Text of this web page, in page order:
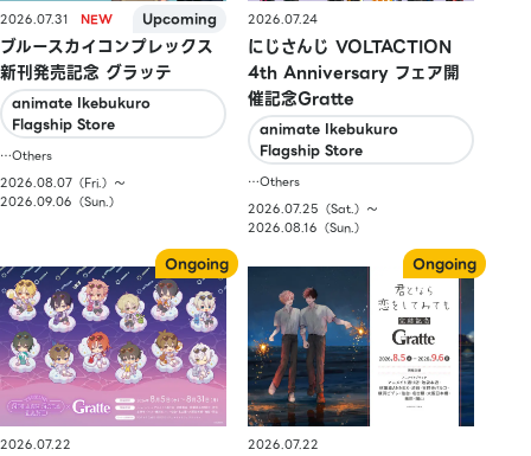
2026.07.31
ブルースカイコンプレックス
新刊発売記念 グラッテ
animate Ikebukuro
Flagship Store
…Others
2026.08.07（Fri.）〜
2026.09.06（Sun.）
2026.07.24
にじさんじ VOLTACTION
4th Anniversary フェア開
催記念Gratte
animate Ikebukuro
Flagship Store
…Others
2026.07.25（Sat.）〜
2026.08.16（Sun.）
2026.07.22 2026.07.22